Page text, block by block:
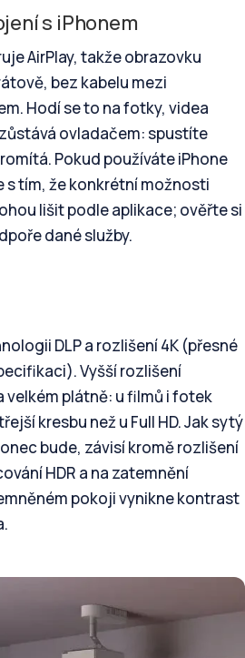
s iPhonem
AirPlay, takže obrazovku
bez kabelu mezi
Hodí se to na fotky, videa
ovladačem: spustíte
Pokud používáte iPhone
s tím, že konkrétní možnosti
lišit podle aplikace; ověřte si
dané služby.
DLP a rozlišení 4K (přesné
Vyšší rozlišení
velkém plátně: u filmů i fotek
kresbu než u Full HD. Jak sytý
bude, závisí kromě rozlišení
HDR a na zatemnění
pokoji vynikne kontrast